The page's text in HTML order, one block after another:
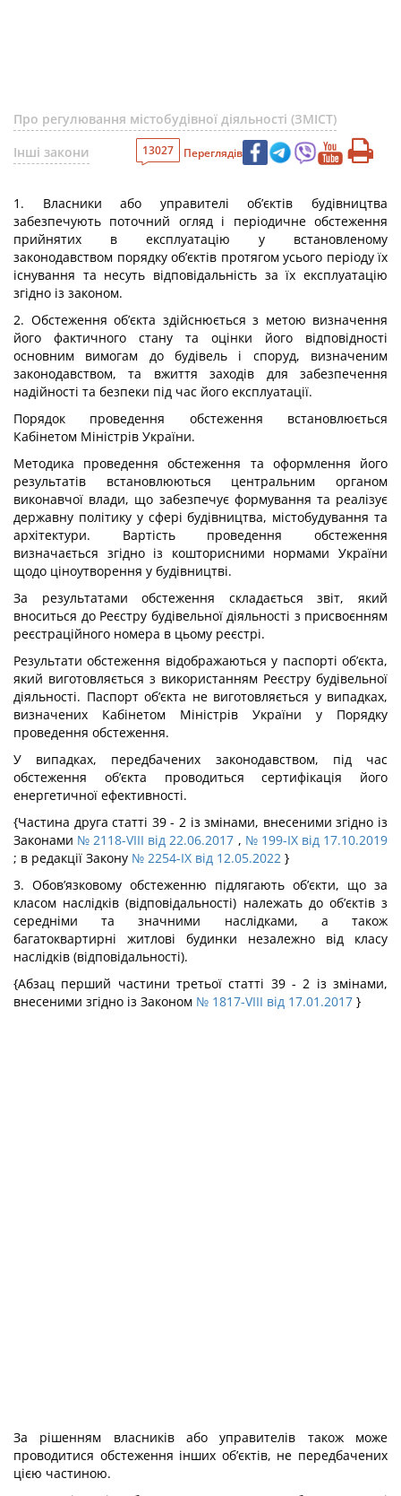
Про регулювання містобудівної діяльності (ЗМІСТ)
Інші закони
13027 Переглядів
1. Власники або управителі об’єктів будівництва
забезпечують поточний огляд і періодичне обстеження
прийнятих в експлуатацію у встановленому
законодавством порядку об’єктів протягом усього періоду їх
існування та несуть відповідальність за їх експлуатацію
згідно із законом.
2. Обстеження об’єкта здійснюється з метою визначення
його фактичного стану та оцінки його відповідності
основним вимогам до будівель і споруд, визначеним
законодавством, та вжиття заходів для забезпечення
надійності та безпеки під час його експлуатації.
Порядок проведення обстеження встановлюється
Кабінетом Міністрів України.
Методика проведення обстеження та оформлення його
результатів встановлюються центральним органом
виконавчої влади, що забезпечує формування та реалізує
державну політику у сфері будівництва, містобудування та
архітектури. Вартість проведення обстеження
визначається згідно із кошторисними нормами України
щодо ціноутворення у будівництві.
За результатами обстеження складається звіт, який
вноситься до Реєстру будівельної діяльності з присвоєнням
реєстраційного номера в цьому реєстрі.
Результати обстеження відображаються у паспорті об’єкта,
який виготовляється з використанням Реєстру будівельної
діяльності. Паспорт об’єкта не виготовляється у випадках,
визначених Кабінетом Міністрів України у Порядку
проведення обстеження.
У випадках, передбачених законодавством, під час
обстеження об’єкта проводиться сертифікація його
енергетичної ефективності.
{Частина друга статті 39 - 2 із змінами, внесеними згідно із
Законами № 2118-VIII від 22.06.2017 , № 199-IX від 17.10.2019
; в редакції Закону № 2254-IX від 12.05.2022 }
3. Обов’язковому обстеженню підлягають об’єкти, що за
класом наслідків (відповідальності) належать до об’єктів з
середніми та значними наслідками, а також
багатоквартирні житлові будинки незалежно від класу
наслідків (відповідальності).
{Абзац перший частини третьої статті 39 - 2 із змінами,
внесеними згідно із Законом № 1817-VIII від 17.01.2017 }
За рішенням власників або управителів також може
проводитися обстеження інших об’єктів, не передбачених
цією частиною.